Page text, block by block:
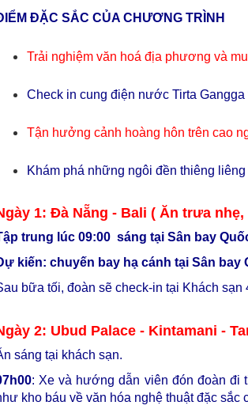
ĐẶC SẮC CỦA CHƯƠNG TRÌNH
Trải nghiệm văn hoá địa phương và
Check in cung điện nước Tirta
Tận hưởng cảnh hoàng hôn trên cao
Khám phá những ngôi đền thiêng
1: Đà Nẵng - Bali ( Ăn trưa nhẹ,
trung lúc 09:00 sáng tại Sân bay
kiến: chuyến bay hạ cánh tại Sân bay
bữa tối, đoàn sẽ check-in tại Khách sạn
2: Ubud Palace - Kintamani -
sáng tại khách sạn.
: Xe và hướng dẫn viên đón đoàn đi
kho báu về văn hóa nghệ thuật đặc